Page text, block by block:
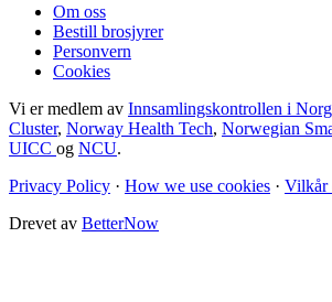
Om oss
Bestill brosjyrer
Personvern
Cookies
Vi er medlem av Innsamlingskontrollen i
Cluster, Norway Health Tech, Norwegian
UICC og NCU.
Privacy Policy · How we use cookies · Vilkår
Drevet av BetterNow